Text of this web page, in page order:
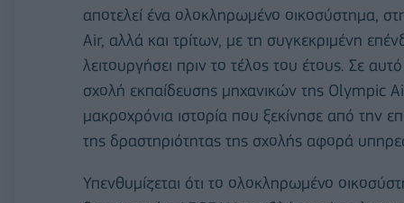
αποτελεί ένα ολοκληρωμένο οικοσύστημα,
Air, αλλά και τρίτων, με τη συγκεκριμένη
λειτουργήσει πριν το τέλος του έτους. Σε
σχολή εκπαίδευσης μηχανικών της Olympic
μακροχρόνια ιστορία που ξεκίνησε από την
της δραστηριότητας της σχολής αφορά
Υπενθυμίζεται ότι το ολοκληρωμένο